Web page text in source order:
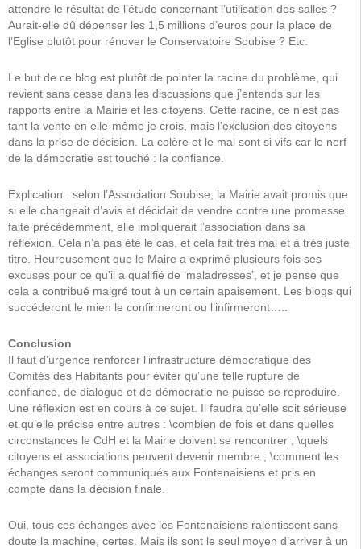
attendre le résultat de l’étude concernant l’utilisation des salles ?
Aurait-elle dû dépenser les 1,5 millions d’euros pour la place de
l’Eglise plutôt pour rénover le Conservatoire Soubise ? Etc.
Le but de ce blog est plutôt de pointer la racine du problème, qui
revient sans cesse dans les discussions que j’entends sur les
rapports entre la Mairie et les citoyens. Cette racine, ce n’est pas
tant la vente en elle-même je crois, mais l’exclusion des citoyens
dans la prise de décision. La colère et le mal sont si vifs car le nerf
de la démocratie est touché : la confiance.
Explication : selon l’Association Soubise, la Mairie avait promis que
si elle changeait d’avis et décidait de vendre contre une promesse
faite précédemment, elle impliquerait l’association dans sa
réflexion. Cela n’a pas été le cas, et cela fait très mal et à très juste
titre. Heureusement que le Maire a exprimé plusieurs fois ses
excuses pour ce qu’il a qualifié de ‘maladresses’, et je pense que
cela a contribué malgré tout à un certain apaisement. Les blogs qui
succéderont le mien le confirmeront ou l’infirmeront…..
Conclusion
Il faut d’urgence renforcer l’infrastructure démocratique des
Comités des Habitants pour éviter qu’une telle rupture de
confiance, de dialogue et de démocratie ne puisse se reproduire.
Une réflexion est en cours à ce sujet. Il faudra qu’elle soit sérieuse
et qu’elle précise entre autres : \combien de fois et dans quelles
circonstances le CdH et la Mairie doivent se rencontrer ; \quels
citoyens et associations peuvent devenir membre ; \comment les
échanges seront communiqués aux Fontenaisiens et pris en
compte dans la décision finale.
Oui, tous ces échanges avec les Fontenaisiens ralentissent sans
doute la machine, certes. Mais ils sont le seul moyen d’arriver à un